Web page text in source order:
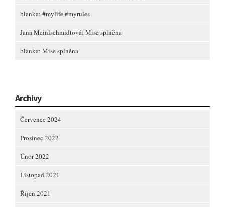
blanka: #mylife #myrules
Jana Meinlschmidtová: Mise splněna
blanka: Mise splněna
Archivy
Červenec 2024
Prosinec 2022
Únor 2022
Listopad 2021
Říjen 2021